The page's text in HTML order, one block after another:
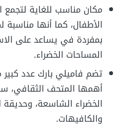
مكان مناسب للغاية لتجمع
الأطفال، كما أنها
بمفردة في يساعد على
المساحات الخضراء.
تضم فاميلي بارك عدد
أهمها المتحف الثقافي،
الخضراء الشاسعة، وحديقة
والكافيهات.